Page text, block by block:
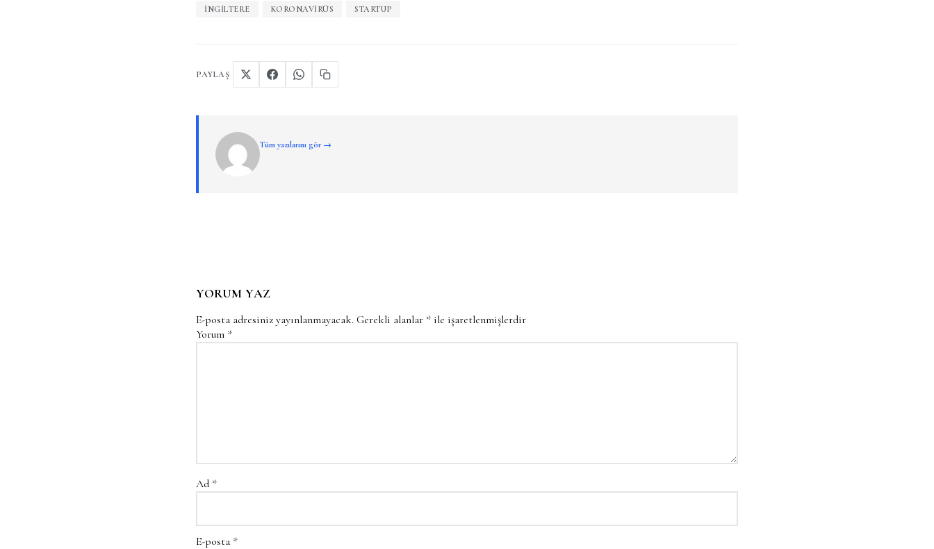
İNGILTERE KORONAVIRÜS STARTUP
PAYLAŞ
Tüm yazılarını gör →
YORUM YAZ
E-posta adresiniz yayınlanmayacak. Gerekli alanlar * ile işaretlenmişlerdir
Yorum *
Ad *
E-posta *